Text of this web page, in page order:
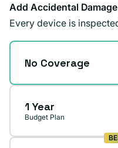
Add Accidental
Every device is
No Coverage
1 Year
Budget Plan